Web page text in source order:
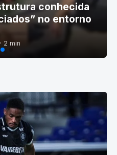
conhecida
no entorno
2 min